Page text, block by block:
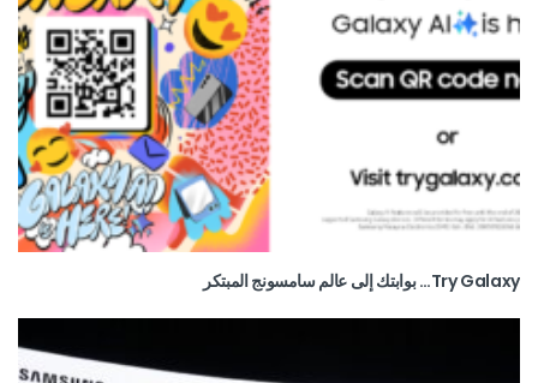
Try Galaxy… بوابتك إلى عالم سامسونج المبتكر